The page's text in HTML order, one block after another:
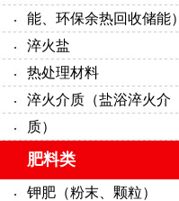
能、环保余热回收储能）
淬火盐
热处理材料
淬火介质（盐浴淬火介
质）
肥料类
钾肥（粉末、颗粒）